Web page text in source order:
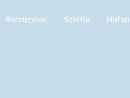
Reedereien Schiffe Häfen